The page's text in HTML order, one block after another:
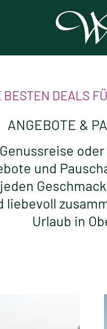
BESTEN DEALS
ANGEBOTE &
und
liebevoll
Urlaub in